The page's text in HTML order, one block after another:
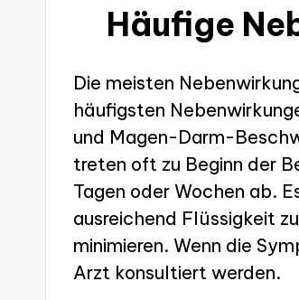
Häufige
Die meisten
häufigsten
und Magen-Darm-
treten oft zu Beginn der
Tagen oder Wochen ab.
ausreichend Flüssigkeit
minimieren. Wenn die
Arzt konsultiert werden.